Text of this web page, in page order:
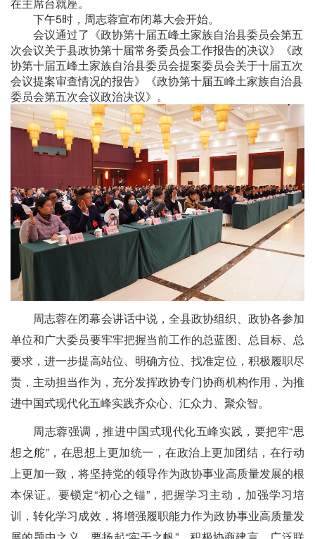
在主席台就座。
下午5时，周志蓉宣布闭幕大会开始。
会议通过了《政协第十届五峰土家族自治县委员会第五
次会议关于县政协第十届常务委员会工作报告的决议》《政
协第十届五峰土家族自治县委员会提案委员会关于十届五次
会议提案审查情况的报告》《政协第十届五峰土家族自治县
委员会第五次会议政治决议》。
周志蓉在闭幕会讲话中说，全县政协组织、政协各参加
单位和广大委员要牢牢把握当前工作的总蓝图、总目标、总
要求，进一步提高站位、明确方位、找准定位，积极履职尽
责，主动担当作为，充分发挥政协专门协商机构作用，为推
进中国式现代化五峰实践齐众心、汇众力、聚众智。
周志蓉强调，推进中国式现代化五峰实践，要把牢“思
想之舵”，在思想上更加统一，在政治上更加团结，在行动
上更加一致，将坚持党的领导作为政协事业高质量发展的根
本保证。要锁定“初心之锚”，把握学习主动，加强学习培
训，转化学习成效，将增强履职能力作为政协事业高质量发